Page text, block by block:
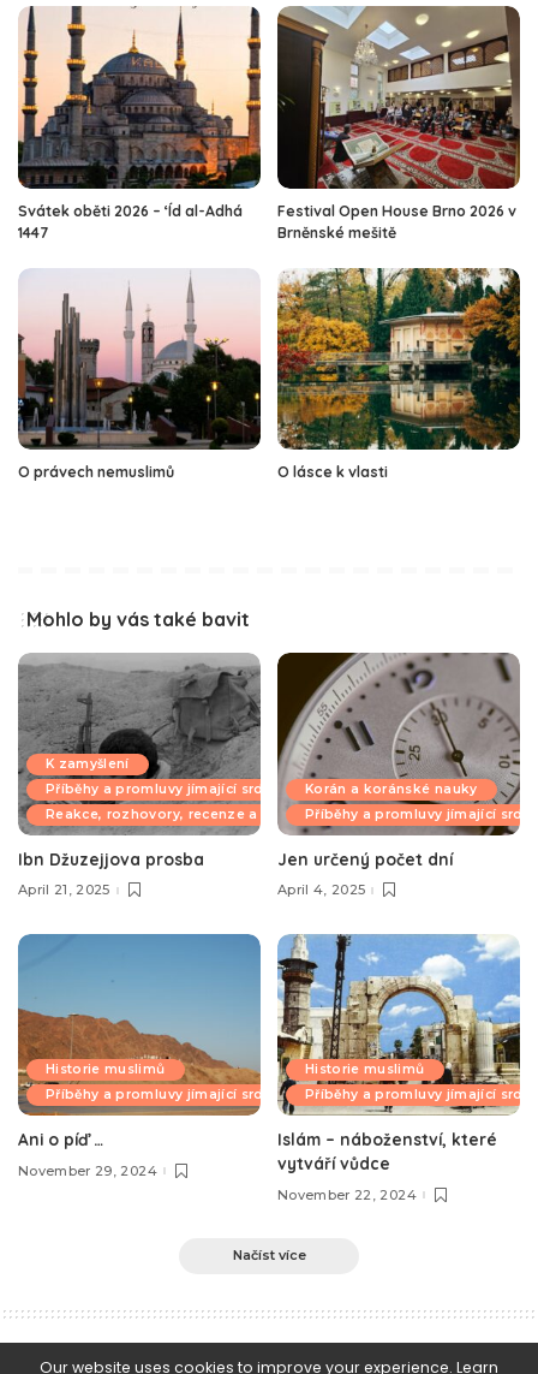
Svátek oběti 2026 – ‘Íd al-Adhá
1447
Festival Open House Brno 2026 v
Brněnské mešitě
O právech nemuslimů O lásce k vlasti
Mohlo by vás také bavit
K zamyšlení
Příběhy a promluvy jímající srdce
Reakce, rozhovory, recenze a komentáře
Ibn Džuzejjova prosba
April 21, 2025
Korán a koránské nauky
Příběhy a promluvy jímající
Jen určený počet dní
April 4, 2025
Historie muslimů
Příběhy a promluvy jímající srdce
Ani o píď …
November 29, 2024
Historie muslimů
Příběhy a promluvy jímající
Islám – náboženství, které
vytváří vůdce
November 22, 2024
Načíst více
Our website uses cookies to improve your experience. Learn